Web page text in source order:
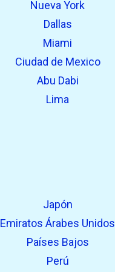
Prueba estoopen_in_new
Nueva York
Dallas
Miami
Ciudad de Mexico
Abu Dabi
Lima
Japón
Emiratos Árabes Unidos
Países Bajos
Perú